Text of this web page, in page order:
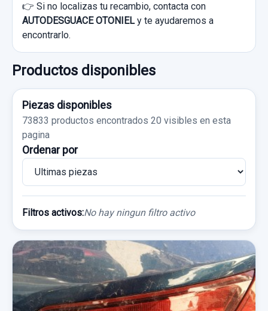
👉 Si no localizas tu recambio, contacta con
AUTODESGUACE OTONIELy te ayudaremos a
encontrarlo.
Productos disponibles
Piezas disponibles
73833 productos encontrados 20 visibles en esta
pagina
Ordenar por
Filtros activos:No hay ningun filtro activo